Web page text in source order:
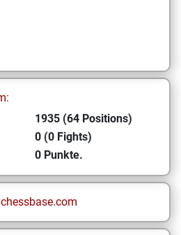
1935 (64 Positions)
0 (0 Fights)
0 Punkte.